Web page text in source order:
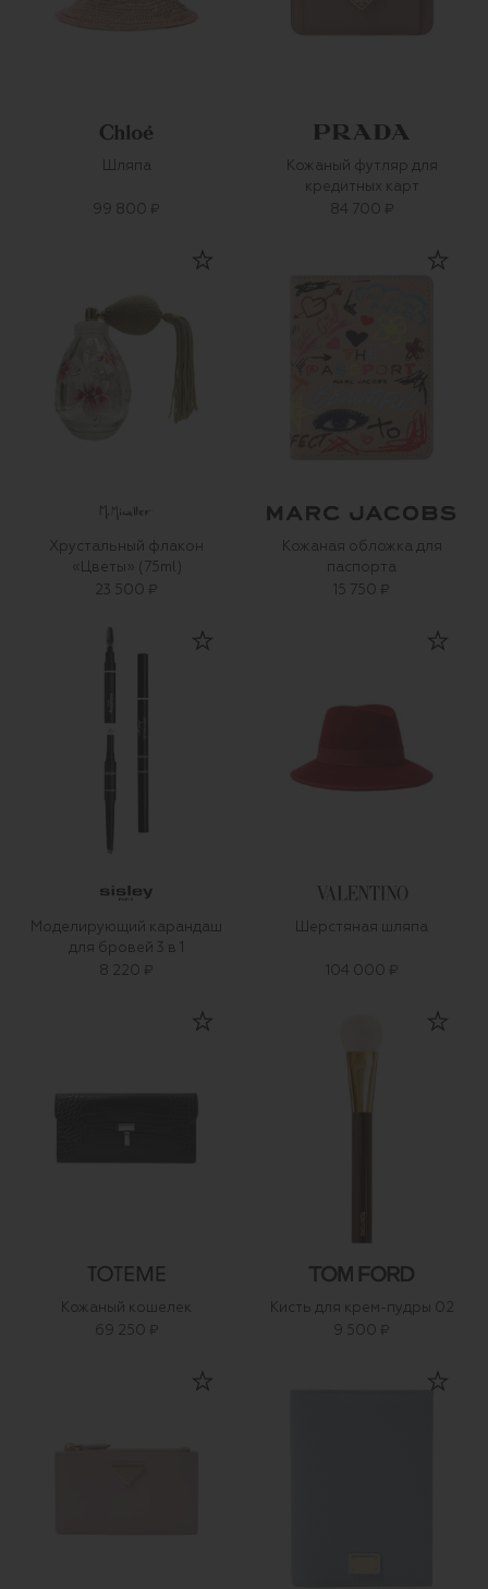
Шляпа
99 800 ₽
Кожаный футляр для
кредитных карт
84 700 ₽
Хрустальный флакон
«Цветы» (75ml)
23 500 ₽
Кожаная обложка для
паспорта
15 750 ₽
Моделирующий карандаш
для бровей 3 в 1
8 220 ₽
Шерстяная шляпа
104 000 ₽
Кожаный кошелек
69 250 ₽
Кисть для крем-пудры 02
9 500 ₽